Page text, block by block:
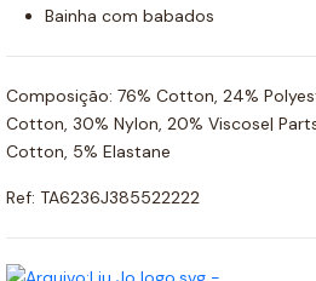
Bainha com babados
Composição: 76% Cotton, 24%
Cotton, 30% Nylon, 20% Viscose|
Cotton, 5% Elastane
Ref: TA6236J385522222